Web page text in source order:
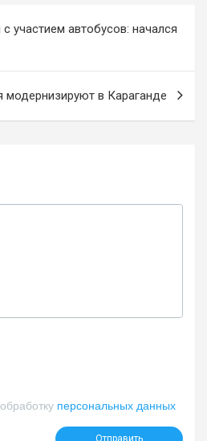
a
ni
ki
участием автобусов: начался
модернизируют в Караганде
персональных данных